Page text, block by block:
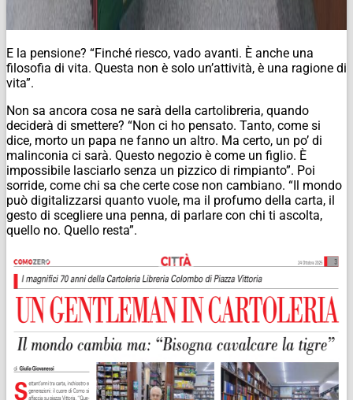
E la pensione? “Finché riesco, vado avanti. È anche una
filosofia di vita. Questa non è solo un’attività, è una ragione di
vita”.
Non sa ancora cosa ne sarà della cartolibreria, quando
deciderà di smettere? “Non ci ho pensato. Tanto, come si
dice, morto un papa ne fanno un altro. Ma certo, un po’ di
malinconia ci sarà. Questo negozio è come un figlio. È
impossibile lasciarlo senza un pizzico di rimpianto”. Poi
sorride, come chi sa che certe cose non cambiano. “Il mondo
può digitalizzarsi quanto vuole, ma il profumo della carta, il
gesto di scegliere una penna, di parlare con chi ti ascolta,
quello no. Quello resta”.